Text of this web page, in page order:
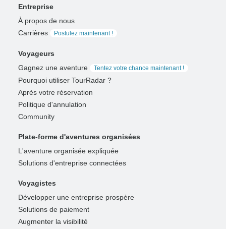
Entreprise
À propos de nous
Carrières
Postulez maintenant !
Voyageurs
Gagnez une aventure
Tentez votre chance maintenant !
Pourquoi utiliser TourRadar ?
Après votre réservation
Politique d'annulation
Community
Plate-forme d'aventures organisées
L'aventure organisée expliquée
Solutions d'entreprise connectées
Voyagistes
Développer une entreprise prospère
Solutions de paiement
Augmenter la visibilité